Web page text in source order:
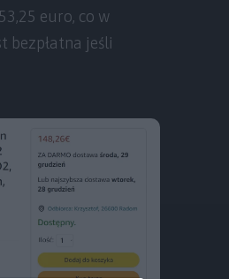
euro, co w
bezpłatna jeśli